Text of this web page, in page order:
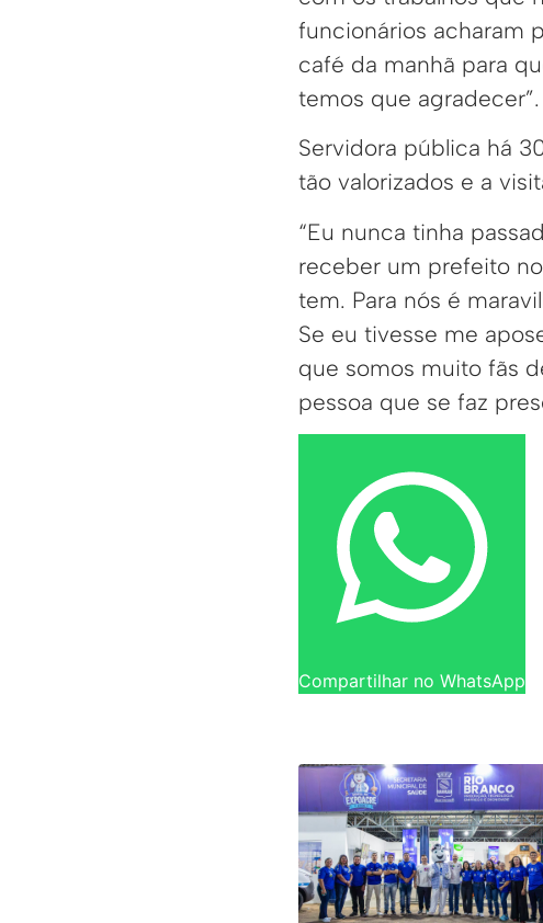
funcionários acharam
café da manhã para
temos que agradecer”.
Servidora pública há
tão valorizados e a
“Eu nunca tinha
receber um prefeito
tem. Para nós é
Se eu tivesse me
que somos muito fãs
pessoa que se faz
Compartilhar no WhatsApp